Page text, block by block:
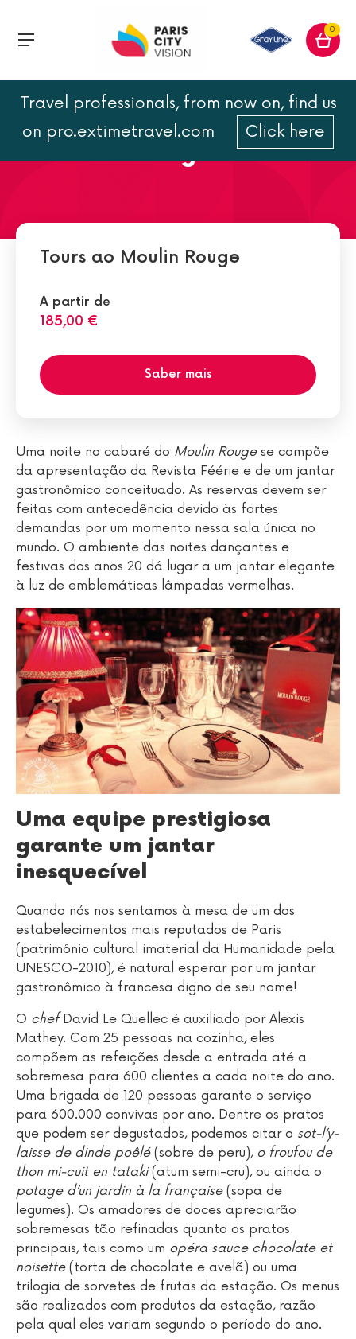
0
Travel professionals, from now on, find us
on pro.extimetravel.com
Click here
Os jantares no restaurante
do Moulin Rouge
Tours ao Moulin Rouge
A partir de
185,00 €
Saber mais
Uma noite no cabaré do Moulin Rougese compõe
da apresentação da Revista Féérie e de um jantar
gastronômico conceituado. As reservas devem ser
feitas com antecedência devido às fortes
demandas por um momento nessa sala única no
mundo. O ambiente das noites dançantes e
festivas dos anos 20 dá lugar a um jantar elegante
à luz de emblemáticas lâmpadas vermelhas.
Uma equipe prestigiosa
garante um jantar
inesquecível
Quando nós nos sentamos à mesa de um dos
estabelecimentos mais reputados de Paris
(patrimônio cultural imaterial da Humanidade pela
UNESCO-2010), é natural esperar por um jantar
gastronômico à francesa digno de seu nome!
O chefDavid Le Quellec é auxiliado por Alexis
Mathey. Com 25 pessoas na cozinha, eles
compõem as refeições desde a entrada até a
sobremesa para 600 clientes a cada noite do ano.
Uma brigada de 120 pessoas garante o serviço
para 600.000 convivas por ano. Dentre os pratos
que podem ser degustados, podemos citar o sot-l’y-
laisse de dinde poêlé(sobre de peru), o froufou de
thon mi-cuit en tataki(atum semi-cru), ou ainda o
potage d’un jardin à la française(sopa de
legumes). Os amadores de doces apreciarão
sobremesas tão refinadas quanto os pratos
principais, tais como um opéra sauce chocolate et
noisette(torta de chocolate e avelã) ou uma
trilogia de sorvetes de frutas da estação. Os menus
são realizados com produtos da estação, razão
pela qual eles variam segundo o período do ano.